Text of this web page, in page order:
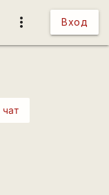
more_vert Вход